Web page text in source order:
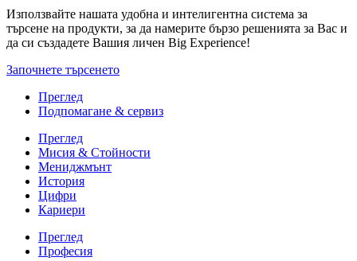
Използвайте нашата удобна и интелигентна система за
търсене на продукти, за да намерите бързо решенията за Вас и
да си създадете Вашия личен Big Experience!
Започнете търсенето
Преглед
Подпомагане & сервиз
Преглед
Мисия & Стойности
Мениджмънт
История
Цифри
Кариери
Преглед
Професия